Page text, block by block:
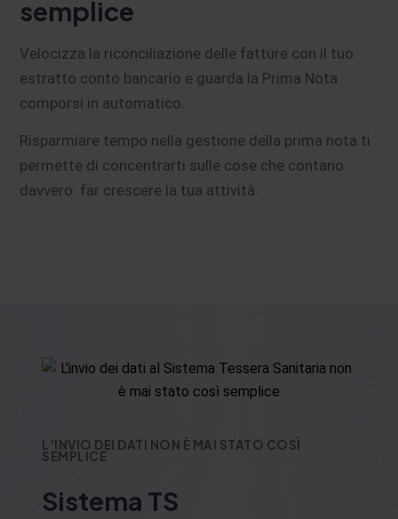
semplice
Velocizza la riconciliazione delle fatture con il tuo
estratto conto bancario e guarda la Prima Nota
comporsi in automatico.
Risparmiare tempo nella gestione della prima nota ti
permette di concentrarti sulle cose che contano
davvero: far crescere la tua attività.
L’INVIO DEI DATI NON È MAI STATO COSÌ
SEMPLICE
Sistema TS